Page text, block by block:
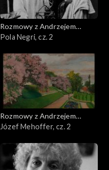
Rozmowy z Andrzejem
Doboszem
Pola Negri, cz. 2
Rozmowy z Andrzejem
Doboszem
Józef Mehoffer, cz. 2